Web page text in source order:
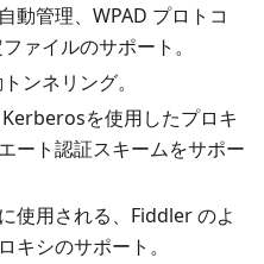
動管理、WPAD プロトコ
ァイルのサポート。
ンネリング。
を使用したプロキ
ート認証スキームをサポー
使用される、Fiddler のよ
キシのサポート。